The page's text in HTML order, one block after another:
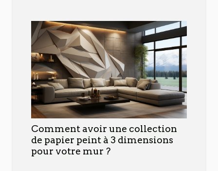
Comment avoir une collection
de papier peint à 3 dimensions
pour votre mur ?